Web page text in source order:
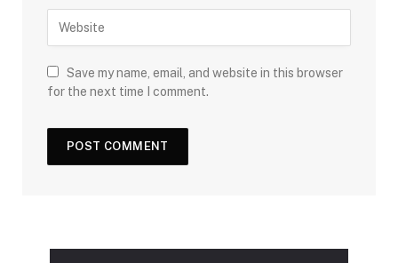
Save my name, email, and website in this browser
for the next time I comment.